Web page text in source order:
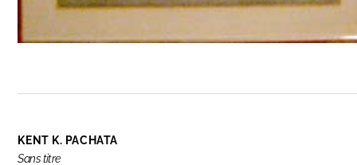
KENT K. PACHATA
Sans titre